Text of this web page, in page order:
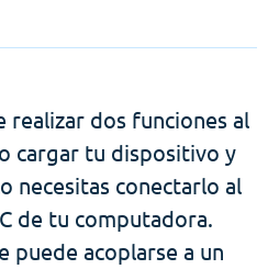
realizar dos funciones al
cargar tu dispositivo y
necesitas conectarlo al
de tu computadora.
puede acoplarse a un